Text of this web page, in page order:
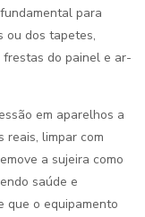
para
ou dos tapetes,
do painel e ar-
em aparelhos a
reais, limpar com
a sujeira como
saúde e
que o equipamento